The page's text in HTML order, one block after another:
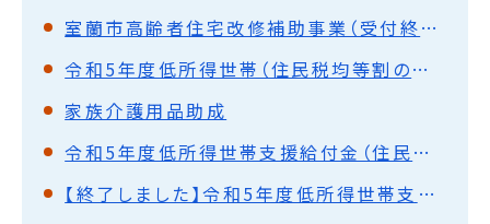
室蘭市高齢者住宅改修補助事業（受付終了について）
令和5年度低所得世帯（住民税均等割のみ課税世帯）支援給付金（10万円）を給付します。
家族介護用品助成
令和5年度低所得世帯支援給付金（住民税均等割のみ課税世帯・10万円）
【終了しました】令和5年度低所得世帯支援給付金（住民税非課税世帯・追加7万円）